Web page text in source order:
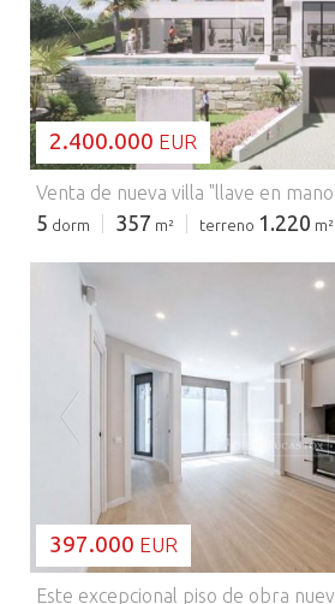
CARGANDO...
2.400.000 EUR
5 dorm 357 m² terreno 1.220 m²
CARGANDO...
397.000 EUR